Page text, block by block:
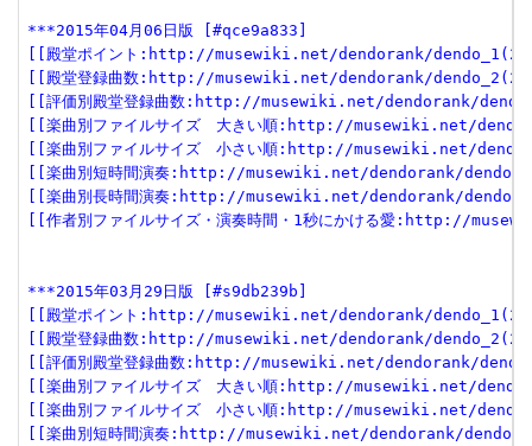
***2015年04月06日版 [#qce9a833]
[[殿堂ポイント:http://musewiki.net/dendorank/
[[殿堂登録曲数:http://musewiki.net/dendorank/
[[評価別殿堂登録曲数:http://musewiki.net/dendorank/
[[楽曲別ファイルサイズ　大きい順:http://musewiki.net/
[[楽曲別ファイルサイズ　小さい順:http://musewiki.net/
[[楽曲別短時間演奏:http://musewiki.net/dendorank/
[[楽曲別長時間演奏:http://musewiki.net/dendorank/
[[作者別ファイルサイズ・演奏時間・1秒にかける愛:http://
***2015年03月29日版 [#s9db239b]
[[殿堂ポイント:http://musewiki.net/dendorank/
[[殿堂登録曲数:http://musewiki.net/dendorank/
[[評価別殿堂登録曲数:http://musewiki.net/dendorank/
[[楽曲別ファイルサイズ　大きい順:http://musewiki.net/
[[楽曲別ファイルサイズ　小さい順:http://musewiki.net/
[[楽曲別短時間演奏:http://musewiki.net/dendorank/